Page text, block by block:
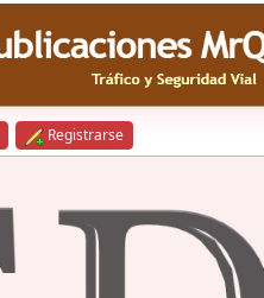
Registrarse